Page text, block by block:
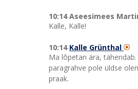
10:14 Aseesimees
Kalle, Kalle!
10:14 Kalle Grünthal
Ma lõpetan ära,
paragrahve pole üldse
praak.